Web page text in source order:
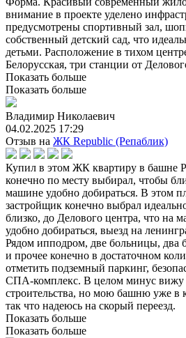
внимание в проекте уделено
предусмотрены спортивный зал,
собственный детский сад, что
детьми. Расположение в тихом
Белорусская, три станции от
Показать больше
Показать больше
Владимир Николаевич
04.02.2025 17:29
Отзыв на ЖК Republic (Репаблик)
Купил в этом ЖК квартиру в башне
конечно по месту выбирал, чтобы
машине удобно добираться. В этом
застройщик конечно выбрал
близко, до Делового центра, что на
удобно добираться, выезд на
Рядом ипподром, две больницы, два
и прочее конечно в достаточном
отметить подземный паркинг,
СПА-комплекс. В целом минус вижу
строительства, но мою башню уже в
так что надеюсь на скорый переезд.
Показать больше
Показать больше